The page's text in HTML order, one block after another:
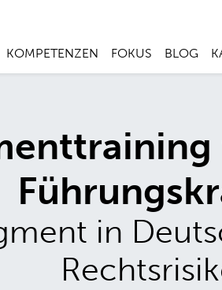
KOMPETENZEN FOKUS BLOG
in